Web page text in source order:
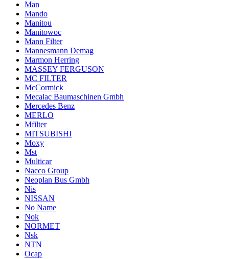
Man
Mando
Manitou
Manitowoc
Mann Filter
Mannesmann Demag
Marmon Herring
MASSEY FERGUSON
MC FILTER
McCormick
Mecalac Baumaschinen Gmbh
Mercedes Benz
MERLO
Mfilter
MITSUBISHI
Moxy
Mst
Multicar
Nacco Group
Neoplan Bus Gmbh
Nis
NISSAN
No Name
Nok
NORMET
Nsk
NTN
Ocap